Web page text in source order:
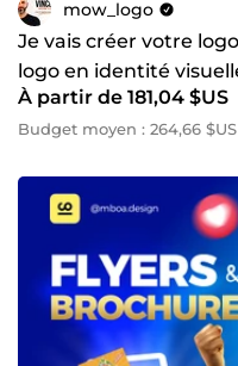
mow_logo
Je vais créer votre
logo en identité
À partir de 181,04 $US
Budget moyen : 264,66 $US